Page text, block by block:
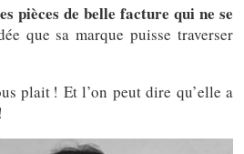
pièces de belle facture qui ne se
que sa marque puisse traverser
plait ! Et l’on peut dire qu’elle a